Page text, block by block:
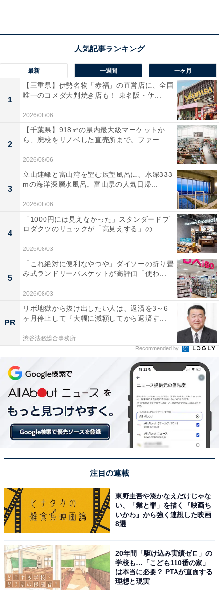
タイムアライメントや13バンドグラフィックイコライザ
ーを備えた高性能DSPを搭載しており、車室内の音響を
細かく調整可能。「この価格帯でここまで音をいじれる
とは思わなかった」「純正オーディオからの交換で音質
が激変した」という声が多く、コストパフォーマンスの
高さが評価されています。
取り付けのしやすさと国産ブランドへの安心感
1DINサイズという汎用性の高い規格のため、多くの車種
に対応できる点も選ばれる理由の1つ。「自分で取り付
けられた」「DIY初心者でも問題なかった」という口コ
ミが目立ち、工数をかけずに交換したい層からの支持が
厚くなっています。
こんな人におすすめ
純正オーディオからの乗り換えで音質アップを狙いたい
人や、カーナビを別途つけずにスマホで代用したい人に
が取れた選択肢といえるでしょう。
Pioneer カーオーディオ DEH-5600 1D CD Bluetooth
Amazonで見る
最新 一週間 一ヶ月
1
【三重県】伊勢名物「赤福」の直営店に、全国
唯一のコメダ大判焼き店も！ 東名阪・伊...
2026/08/06
2
【千葉県】918㎡の県内最大級マーケットか
ら、廃校をリノベした直売所まで。ファー...
2026/08/06
3
立山連峰と富山湾を望む展望風呂に、水深333
mの海洋深層水風呂。富山県の人気日帰...
2026/08/06
4
「1000円には見えなかった」スタンダードプ
ロダクツのリュックが「高見えする」の...
2026/08/03
5
「これ絶対に便利なやつや」ダイソーの折り畳
み式ランドリーバスケットが高評価「使わ...
2026/08/03
PR
リボ地獄から抜け出したい人は、返済を3～6
ヶ月停止して『大幅に減額してから返済す...
渋谷法務総合事務所
Recommended by
注目の連載
東野圭吾や湊かなえだけじゃな
い、「業と罪」を描く『映画ち
いかわ』から強く連想した映画
8選
20年間「駆け込み実績ゼロ」の
学校も…「こども110番の家」
は本当に必要？ PTAが直面する
理想と現実